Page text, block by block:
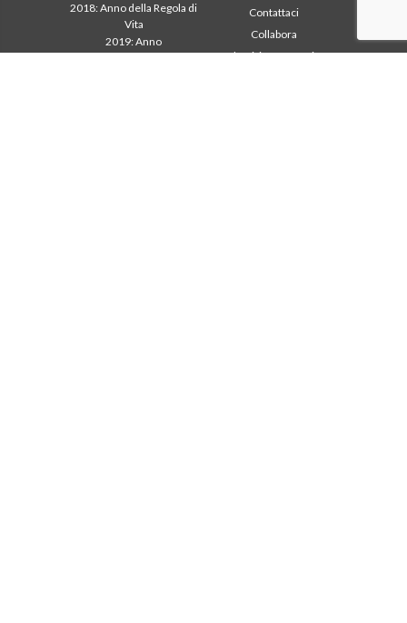
2018: Anno della Regola di
Vita
2019: Anno
Contattaci
Collabora
Comboni, in questo giorno